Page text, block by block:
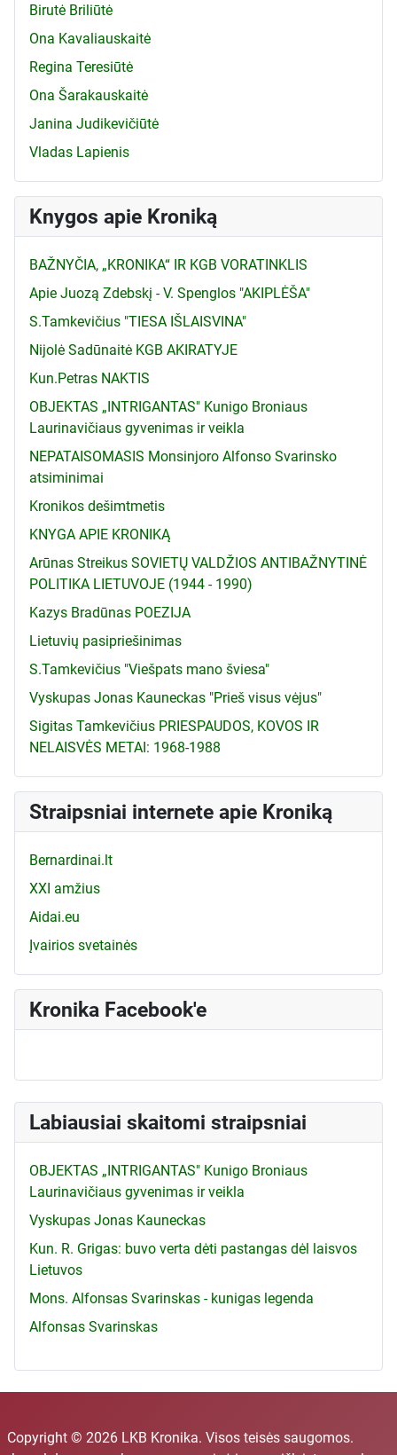
Birutė Briliūtė
Ona Kavaliauskaitė
Regina Teresiūtė
Ona Šarakauskaitė
Janina Judikevičiūtė
Vladas Lapienis
Knygos apie Kroniką
BAŽNYČIA, „KRONIKA“ IR KGB VORATINKLIS
Apie Juozą Zdebskį - V. Spenglos "AKIPLĖŠA"
S.Tamkevičius "TIESA IŠLAISVINA"
Nijolė Sadūnaitė KGB AKIRATYJE
Kun.Petras NAKTIS
OBJEKTAS „INTRIGANTAS" Kunigo Broniaus
Laurinavičiaus gyvenimas ir veikla
NEPATAISOMASIS Monsinjoro Alfonso Svarinsko
atsiminimai
Kronikos dešimtmetis
KNYGA APIE KRONIKĄ
Arūnas Streikus SOVIETŲ VALDŽIOS ANTIBAŽNYTINĖ
POLITIKA LIETUVOJE (1944 - 1990)
Kazys Bradūnas POEZIJA
Lietuvių pasipriešinimas
S.Tamkevičius "Viešpats mano šviesa"
Vyskupas Jonas Kauneckas "Prieš visus vėjus"
Sigitas Tamkevičius PRIESPAUDOS, KOVOS IR
NELAISVĖS METAI: 1968-1988
Straipsniai internete apie Kroniką
Bernardinai.lt
XXI amžius
Aidai.eu
Įvairios svetainės
Kronika Facebook'e
Labiausiai skaitomi straipsniai
OBJEKTAS „INTRIGANTAS" Kunigo Broniaus
Laurinavičiaus gyvenimas ir veikla
Vyskupas Jonas Kauneckas
Kun. R. Grigas: buvo verta dėti pastangas dėl laisvos
Lietuvos
Mons. Alfonsas Svarinskas - kunigas legenda
Alfonsas Svarinskas
Copyright © 2026 LKB Kronika. Visos teisės saugomos.